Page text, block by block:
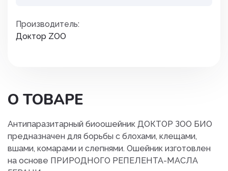
Производитель:
Доктор ZOO
О ТОВАРЕ
Антипаразитарный биоошейник ДОКТОР ЗОО БИО
предназначен для борьбы с блохами, клещами,
вшами, комарами и слепнями. Ошейник изготовлен
на основе ПРИРОДНОГО РЕПЕЛЕНТА-МАСЛА